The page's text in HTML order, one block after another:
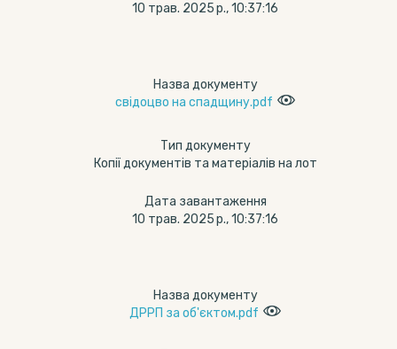
10 трав. 2025 р., 10:37:16
Назва документу
свідоцво на спадщину.pdf
Тип документу
Копії документів та матеріалів на лот
Дата завантаження
10 трав. 2025 р., 10:37:16
Назва документу
ДРРП за об'єктом.pdf